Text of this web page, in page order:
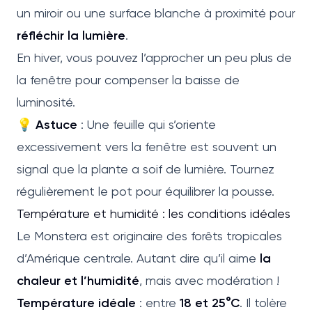
un miroir ou une surface blanche à proximité pour
réfléchir la lumière.
En hiver, vous pouvez l’approcher un peu plus de
la fenêtre pour compenser la baisse de
luminosité.
💡 Astuce : Une feuille qui s’oriente
excessivement vers la fenêtre est souvent un
signal que la plante a soif de lumière. Tournez
régulièrement le pot pour équilibrer la pousse.
Température et humidité : les conditions idéales
Le Monstera est originaire des forêts tropicales
d’Amérique centrale. Autant dire qu’il aime la
chaleur et l’humidité, mais avec modération !
Température idéale : entre 18 et 25°C. Il tolère